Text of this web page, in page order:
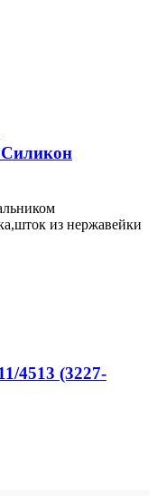
Силикон
из нержавейки
4513 (3227-